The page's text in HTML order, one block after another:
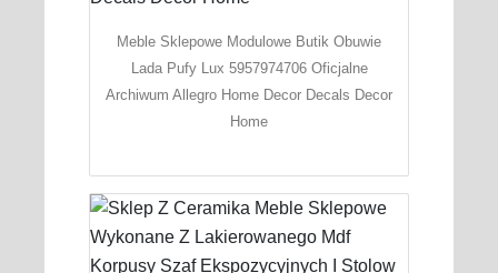
Meble Sklepowe Modulowe Butik Obuwie
Lada Pufy Lux 5957974706 Oficjalne
Archiwum Allegro Home Decor Decals Decor
Home